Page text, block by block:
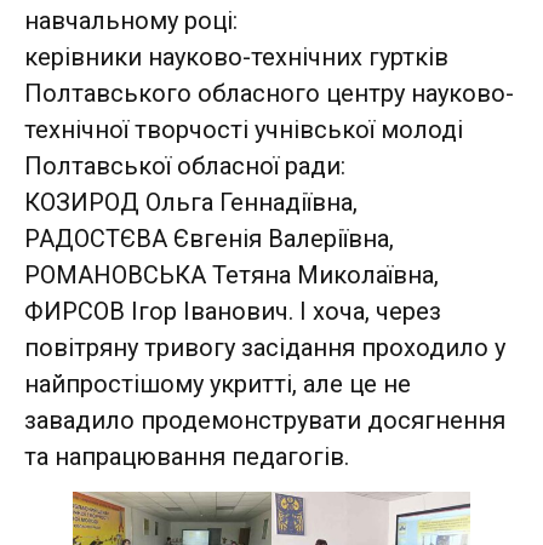
навчальному році:
керівники науково-технічних гуртків
Полтавського обласного центру науково-
технічної творчості учнівської молоді
Полтавської обласної ради:
КОЗИРОД Ольга Геннадіївна,
РАДОСТЄВА Євгенія Валеріївна,
РОМАНОВСЬКА Тетяна Миколаївна,
ФИРСОВ Ігор Іванович. І хоча, через
повітряну тривогу засідання проходило у
найпростішому укритті, але це не
завадило продемонструвати досягнення
та напрацювання педагогів.